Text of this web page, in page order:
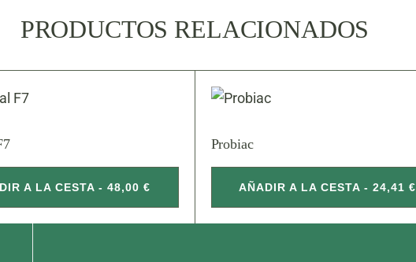
PRODUCTOS RELACIONADOS
A LA CESTA - 48,00 €
Probiac
AÑADIR A LA CESTA - 24,41 €